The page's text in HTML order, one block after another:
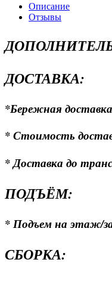
Описание
Отзывы
ДОСТАВКА:
*Бережная
* Стоимость
* Доставка до
ПОДЪЁМ:
* Подъем на этаж/
СБОРКА: